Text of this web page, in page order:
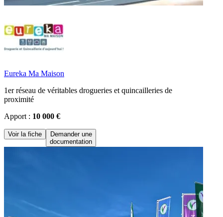
Eureka Ma Maison
1er réseau de véritables drogueries et quincailleries de
proximité
Apport : 10 000 €
Voir la fiche
Demander une
documentation